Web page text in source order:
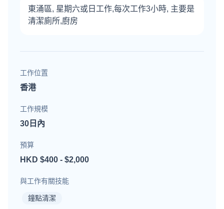
東涌區, 星期六或日工作,每次工作3小時, 主要是
清潔廁所,廚房
工作位置
香港
工作規模
30日內
預算
HKD $400 - $2,000
與工作有關技能
鐘點清潔